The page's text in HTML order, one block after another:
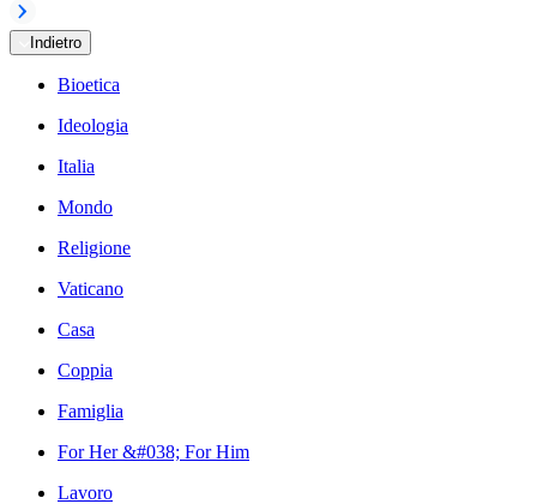
Indietro
Bioetica
Ideologia
Italia
Mondo
Religione
Vaticano
Casa
Coppia
Famiglia
For Her &#038; For Him
Lavoro